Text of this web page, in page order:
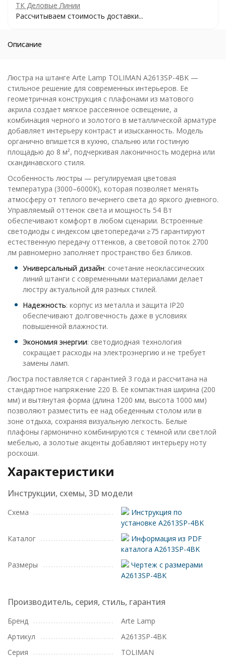
ТК Деловые Линии
Рассчитываем стоимость доставки...
Описание
Люстра на штанге Arte Lamp TOLIMAN A2613SP-4BK —
стильное решение для современных интерьеров. Ее
геометричная конструкция с плафонами из матового
акрила создает мягкое рассеянное освещение, а
комбинация черного и золотого в металлической арматуре
добавляет интерьеру контраст и изысканность. Модель
органично впишется в кухню, спальню или гостиную
площадью до 8 м², подчеркивая лаконичность модерна или
скандинавского стиля.
Особенность люстры — регулируемая цветовая
температура (3000–6000K), которая позволяет менять
атмосферу от теплого вечернего света до яркого дневного.
Управляемый оттенок света и мощность 54 Вт
обеспечивают комфорт в любом сценарии. Встроенные
светодиоды с индексом цветопередачи ≥75 гарантируют
естественную передачу оттенков, а световой поток 2700
лм равномерно заполняет пространство без бликов.
Универсальный дизайн: сочетание неоклассических
линий штанги с современными материалами делает
люстру актуальной для разных стилей.
Надежность: корпус из металла и защита IP20
обеспечивают долговечность даже в условиях
повышенной влажности.
Экономия энергии: светодиодная технология
сокращает расходы на электроэнергию и не требует
замены ламп.
Люстра поставляется с гарантией 3 года и рассчитана на
стандартное напряжение 220 В. Ее компактная ширина (200
мм) и вытянутая форма (длина 1200 мм, высота 1000 мм)
позволяют разместить ее над обеденным столом или в
зоне отдыха, сохраняя визуальную легкость. Белые
плафоны гармонично комбинируются с темной или светлой
мебелью, а золотые акценты добавляют интерьеру ноту
роскоши.
Характеристики
Инструкции, схемы, 3D модели
Схема
Инструкция по
установке A2613SP-4BK
Каталог
Информация из PDF
каталога A2613SP-4BK
Размеры
Чертеж с размерами
A2613SP-4BK
Производитель, серия, стиль, гарантия
Бренд
Arte Lamp
Артикул
A2613SP-4BK
Серия
TOLIMAN